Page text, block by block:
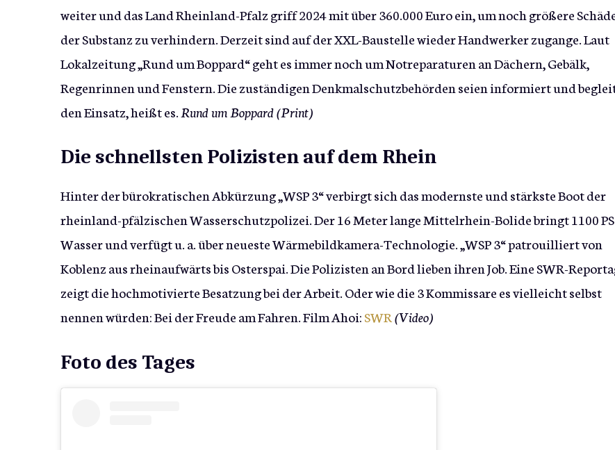
weiter und das Land Rheinland-Pfalz griff 2024 mit über 360.000 Euro ein, um noch größere
der Substanz zu verhindern. Derzeit sind auf der XXL-Baustelle wieder Handwerker zugange. Laut
Lokalzeitung „Rund um Boppard“ geht es immer noch um Notreparaturen an Dächern, Gebälk,
Regenrinnen und Fenstern. Die zuständigen Denkmalschutzbehörden seien informiert und
den Einsatz, heißt es. Rund um Boppard (Print)
Die schnellsten Polizisten auf dem Rhein
Hinter der bürokratischen Abkürzung „WSP 3“ verbirgt sich das modernste und stärkste Boot der
rheinland-pfälzischen Wasserschutzpolizei. Der 16 Meter lange Mittelrhein-Bolide bringt 1100
Wasser und verfügt u. a. über neueste Wärmebildkamera-Technologie. „WSP 3“ patrouilliert von
Koblenz aus rheinaufwärts bis Osterspai. Die Polizisten an Bord lieben ihren Job. Eine SWR-
zeigt die hochmotivierte Besatzung bei der Arbeit. Oder wie die 3 Kommissare es vielleicht selbst
nennen würden: Bei der Freude am Fahren. Film Ahoi:SWR(Video)
Foto des Tages